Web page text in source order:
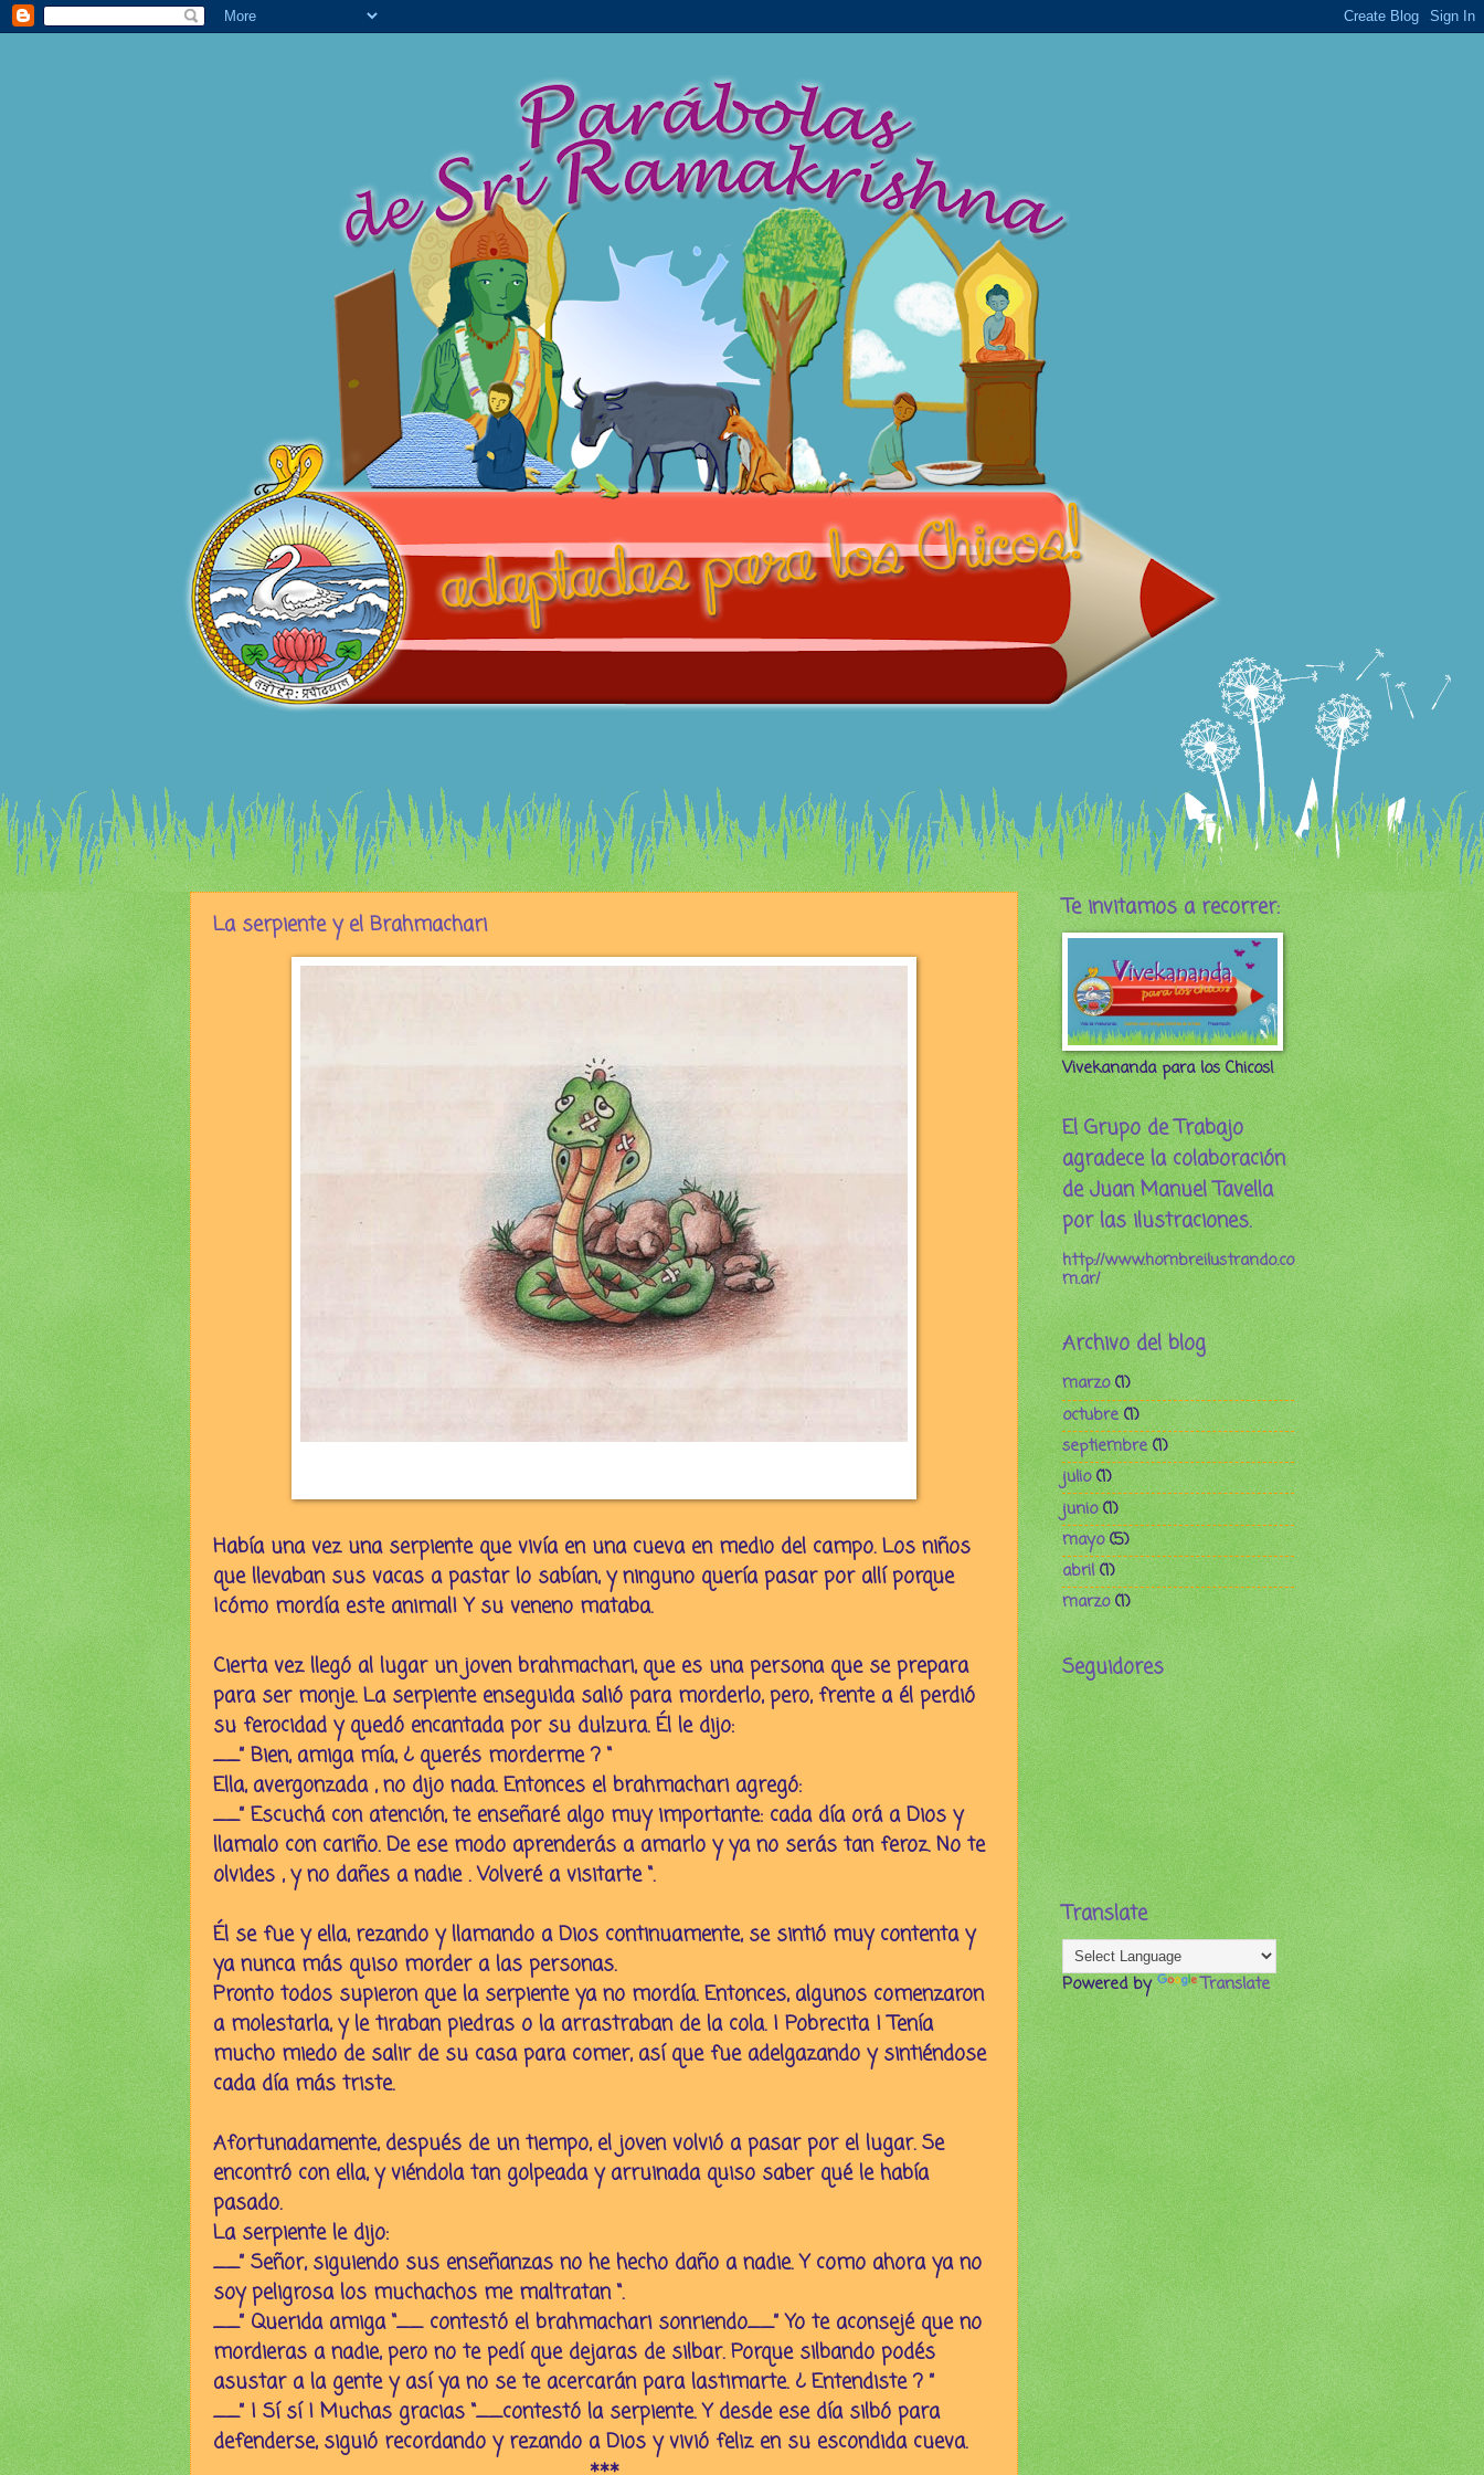
La serpiente y el Brahmachari
Había una vez una serpiente que vivía en una cueva en medio del campo. Los niños
que llevaban sus vacas a pastar lo sabían, y ninguno quería pasar por allí porque
¡cómo mordía este animal! Y su veneno mataba.
Cierta vez llegó al lugar un joven brahmachari, que es una persona que se prepara
para ser monje. La serpiente enseguida salió para morderlo, pero, frente a él perdió
su ferocidad y quedó encantada por su dulzura. Él le dijo:
__” Bien, amiga mía, ¿ querés morderme ? “
Ella, avergonzada , no dijo nada. Entonces el brahmachari agregó:
__” Escuchá con atención, te enseñaré algo muy importante: cada día orá a Dios y
llamalo con cariño. De ese modo aprenderás a amarlo y ya no serás tan feroz. No te
olvides , y no dañes a nadie . Volveré a visitarte “.
Él se fue y ella, rezando y llamando a Dios continuamente, se sintió muy contenta y
ya nunca más quiso morder a las personas.
Pronto todos supieron que la serpiente ya no mordía. Entonces, algunos comenzaron
a molestarla, y le tiraban piedras o la arrastraban de la cola. ¡ Pobrecita ! Tenía
mucho miedo de salir de su casa para comer, así que fue adelgazando y sintiéndose
cada día más triste.
Afortunadamente, después de un tiempo, el joven volvió a pasar por el lugar. Se
encontró con ella, y viéndola tan golpeada y arruinada quiso saber qué le había
pasado.
La serpiente le dijo:
__” Señor, siguiendo sus enseñanzas no he hecho daño a nadie. Y como ahora ya no
soy peligrosa los muchachos me maltratan “.
__” Querida amiga “__ contestó el brahmachari sonriendo__” Yo te aconsejé que no
mordieras a nadie, pero no te pedí que dejaras de silbar. Porque silbando podés
asustar a la gente y así ya no se te acercarán para lastimarte. ¿ Entendiste ? ”
__” ¡ Sí sí ! Muchas gracias “__contestó la serpiente. Y desde ese día silbó para
defenderse, siguió recordando y rezando a Dios y vivió feliz en su escondida cueva.
Te invitamos a recorrer:
Vivekananda para los Chicos!
El Grupo de Trabajo
agradece la colaboración
de Juan Manuel Tavella
por las ilustraciones.
http://www.hombreilustrando.co
m.ar/
Archivo del blog
marzo(1)
octubre(1)
septiembre(1)
julio(1)
junio(1)
mayo(5)
abril(1)
marzo(1)
Seguidores
Translate
Powered by Translate